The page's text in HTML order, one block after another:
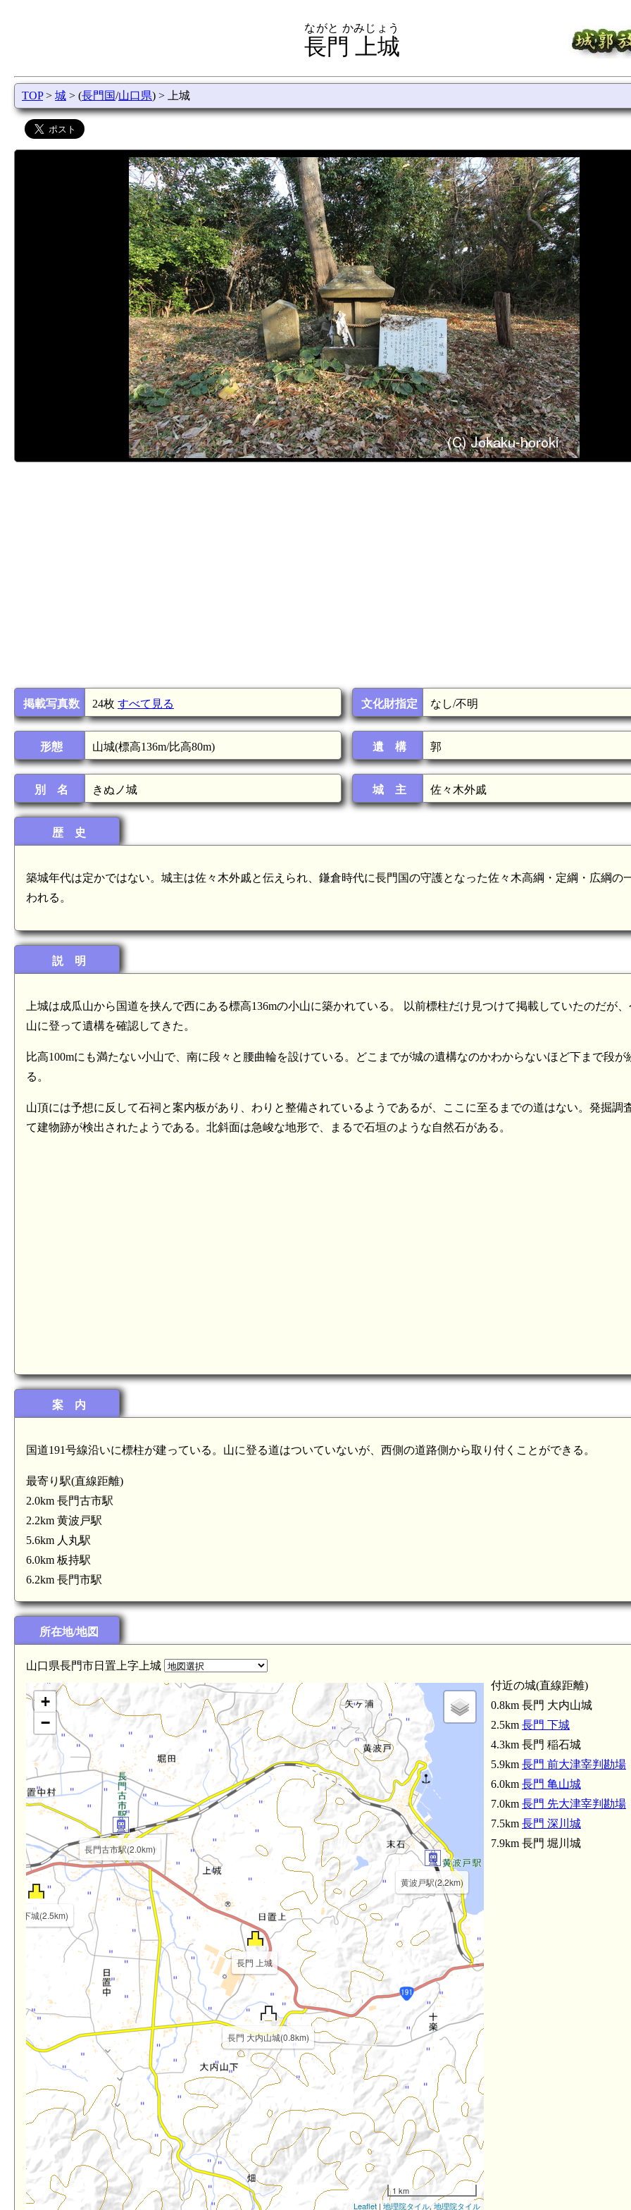
長門 上城
ながと かみじょう
TOP> 城 > (長門国/山口県) > 上城
掲載写真数 24枚 すべて見る
形態 山城(標高136m/比高80m)
別 名 きぬノ城
文化財指定 なし/不明
遺 構 郭
城 主 佐々木外戚
歴 史
築城年代は定かではない。城主は佐々木外戚と伝えられ、鎌倉時代に長門国の守護となった佐々木高綱・定綱・広綱の
われる。
説 明
上城は成瓜山から国道を挟んで西にある標高136mの小山に築かれている。 以前標柱だけ見つけて掲載していたのだが
山に登って遺構を確認してきた。
比高100mにも満たない小山で、南に段々と腰曲輪を設けている。どこまでが城の遺構なのかわからないほど下まで段が
る。
山頂には予想に反して石祠と案内板があり、わりと整備されているようであるが、ここに至るまでの道はない。発掘調
て建物跡が検出されたようである。北斜面は急峻な地形で、まるで石垣のような自然石がある。
案 内
国道191号線沿いに標柱が建っている。山に登る道はついていないが、西側の道路側から取り付くことができる。
最寄り駅(直線距離)
2.0km 長門古市駅
2.2km 黄波戸駅
5.6km 人丸駅
6.0km 板持駅
6.2km 長門市駅
所在地/地図
山口県長門市日置上字上城
長門古市駅(2.0km)
黄波戸駅(2.2km)
長門 上城
長門 大内山城(0.8km)
長門 下城(2.5km)
+
−
1 km
Leaflet |地理院タイル,地理院タイル
付近の城(直線距離)
0.8km 長門 大内山城
2.5km 長門 下城
4.3km 長門 稲石城
5.9km 長門 前大津宰判勘場
6.0km 長門 亀山城
7.0km 長門 先大津宰判勘場
7.5km 長門 深川城
7.9km 長門 堀川城